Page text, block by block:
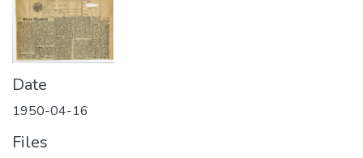
About us
Date
1950-04-16
Files